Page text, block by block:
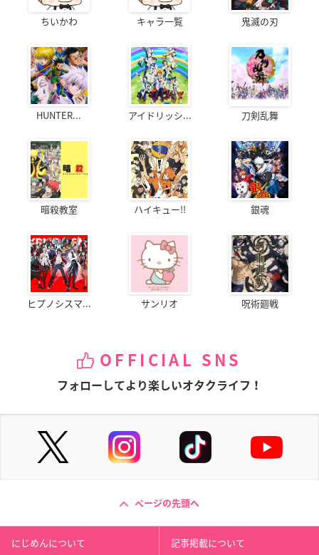
ちいかわ キャラ一覧 鬼滅の刃
HUNTER... アイドリッシ... 刀剣乱舞
暗殺教室 ハイキュー!! 銀魂
ヒプノシスマ... サンリオ 呪術廻戦
OFFICIAL SNS
フォローしてより楽しいオタクライフ！
ページの先頭へ
にじめんについて 記事掲載について